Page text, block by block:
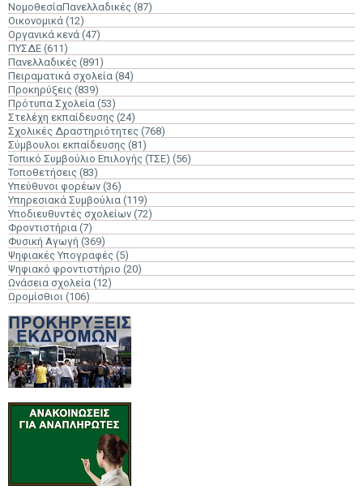
ΝομοθεσίαΠανελλαδικές (87)
Οικονομικά (12)
Οργανικά κενά (47)
ΠΥΣΔΕ (611)
Πανελλαδικές (891)
Πειραματικά σχολεία (84)
Προκηρύξεις (839)
Πρότυπα Σχολεία (53)
Στελέχη εκπαίδευσης (24)
Σχολικές Δραστηριότητες (768)
Σύμβουλοι εκπαίδευσης (81)
Τοπικό Συμβούλιο Επιλογής (ΤΣΕ) (56)
Τοποθετήσεις (83)
Υπεύθυνοι φορέων (36)
Υπηρεσιακά Συμβούλια (119)
Υποδιευθυντές σχολείων (72)
Φροντιστήρια (7)
Φυσική Αγωγή (369)
Ψηφιακές Υπογραφές (5)
Ψηφιακό φροντιστήριο (20)
Ωνάσεια σχολεία (12)
Ωρομίσθιοι (106)